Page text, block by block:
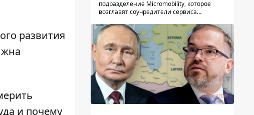
развития
и почему
подразделение Micromobility, которое
возглавят соучредители сервиса